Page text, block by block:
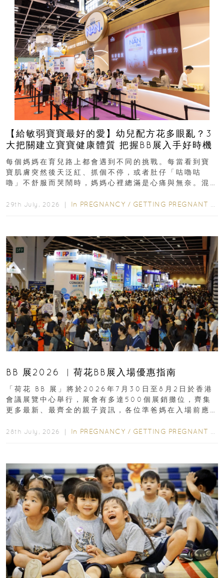
【給敏弱寶寶最好的愛】幼兒配方花多眼亂？3
大把關建立寶寶健康體質 把握BB展入手好時機
每個媽媽在育兒路上都會遇到不同的挑戰。每當看到寶
寶肌膚突然後天泛紅、抓個不停，或者肚仔「咕嚕咕
嚕」不舒服而哭鬧時，媽媽心裡總滿是心痛與無奈。混
29th July, 2026 ｜ In PREGNANCY / GETTING PREGNANT
BB 展2026 ︳荷花BB展入場優惠指南
「荷花 BB 展」將於2026年7月30日至8月2日於香港
會議展覽中心舉行，展會有多達500個展銷攤位，齊集
更多最新、最齊全的親子資訊，各位準爸媽在入場前應
28th July, 2026 ｜ In PREGNANCY / GETTING PREGNANT